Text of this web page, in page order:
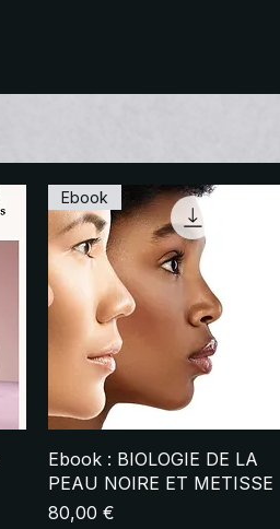
Aperçu rapide
Ebook
Ebook : BIOLOGIE DE LA
PEAU NOIRE ET METISSE
Prix
80,00 €